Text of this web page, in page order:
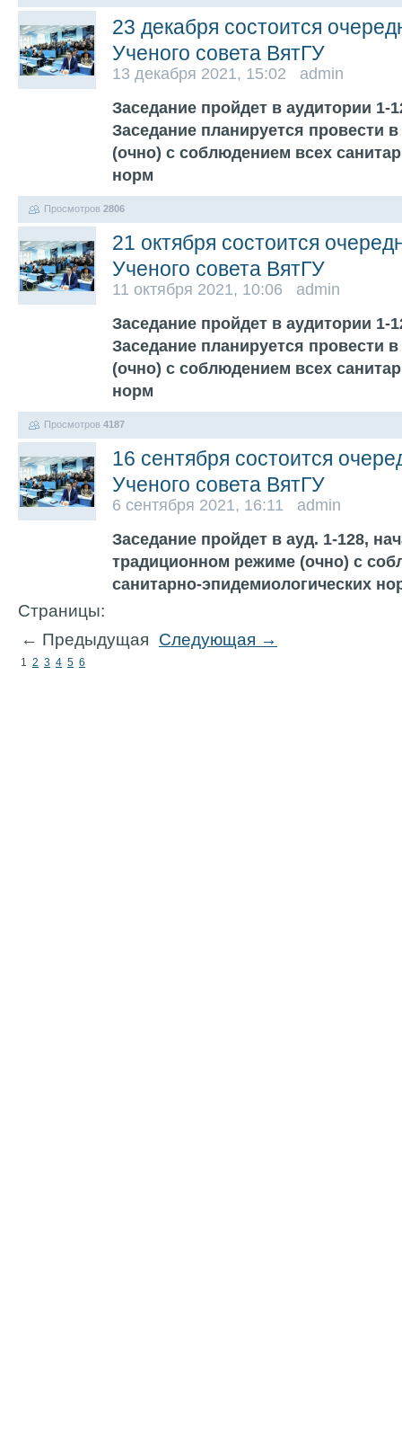
23 декабря состоится
Ученого совета ВятГУ
13 декабря 2021, 15:02 admin
Заседание пройдет в аудитории 1-
Заседание планируется провести
(очно) с соблюдением всех
норм
Просмотров 2806
21 октября состоится
Ученого совета ВятГУ
11 октября 2021, 10:06 admin
Заседание пройдет в аудитории 1-
Заседание планируется провести
(очно) с соблюдением всех
норм
Просмотров 4187
16 сентября состоится
Ученого совета ВятГУ
6 сентября 2021, 16:11 admin
Заседание пройдет в ауд. 1-128,
традиционном режиме (очно) с
санитарно-эпидемиологических
Страницы:
← Предыдущая Следующая →
1 2 3 4 5 6